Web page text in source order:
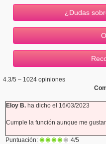
¿Dudas
4.3/5 – 1024 opiniones
Eloy B.ha dicho el 16/03/2023
Cumple la función aunque me
Puntuación: 4/5